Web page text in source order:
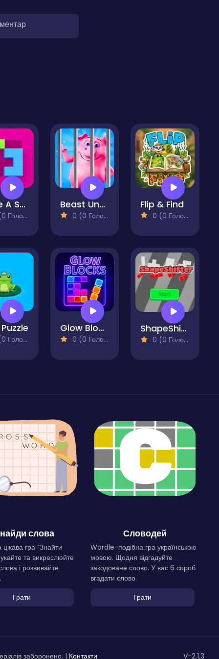
Make A Shape - Puzzle Beast Uncaged - Screw Puzzle
0 (0 Голосів)
Flip & Find
0 (0 Голосів)
Glow Blocks
0 (0 Голосів)
ShapeShifter
0 (0 Голосів)
слова
гра “Знайти
та викреслюйте
і розвивайте
Грати
Словодей
Wordle-подібна гра українською
мовою. Щодня відгадуйте
закодоване слово. У вас 6 спроб
вгадати слово.
Грати
заборонено. | Контакти V-2.1.3